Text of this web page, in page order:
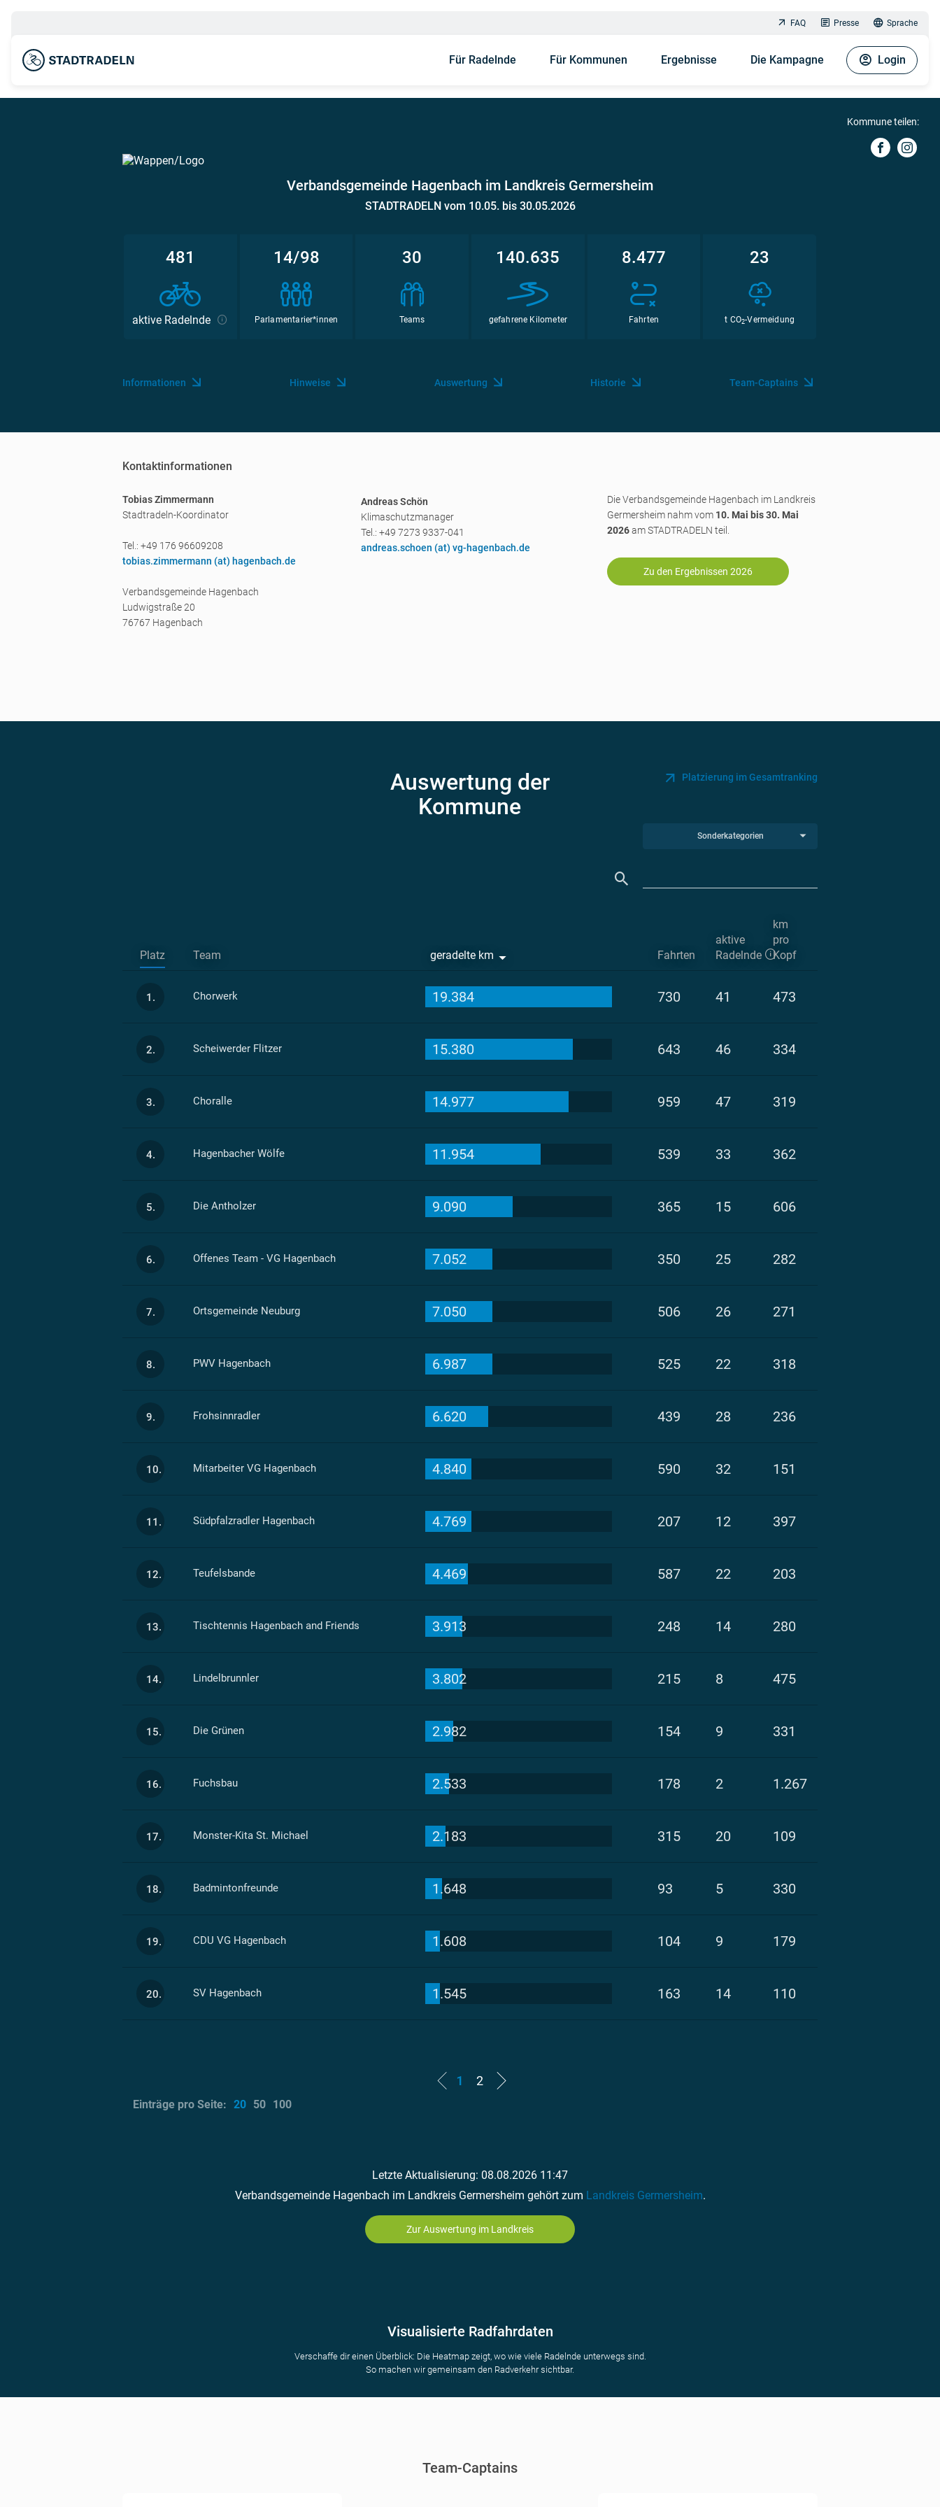
FAQ Presse Sprache
Für Radelnde Für Kommunen Ergebnisse Die Kampagne Login
Verbandsgemeinde Hagenbach im Landkreis Germersheim
STADTRADELN vom 10.05. bis 30.05.2026
481
aktive Radelnde
14/98
Parlamentarier*innen
30
Teams
140.635
gefahrene Kilometer
8.477
Fahrten
23
t CO2-Vermeidung
Informationen Hinweise Auswertung Historie Team-Captains
Kommune teilen:
Kontaktinformationen
Tobias Zimmermann
Stadtradeln-Koordinator
Tel.: +49 176 96609208
tobias.zimmermann (at) hagenbach.de
Verbandsgemeinde Hagenbach
Ludwigstraße 20
76767 Hagenbach
Andreas Schön
Klimaschutzmanager
Tel.: +49 7273 9337-041
andreas.schoen (at) vg-hagenbach.de
Die Verbandsgemeinde Hagenbach im Landkreis
Germersheim nahm vom 10. Mai bis 30. Mai
2026am STADTRADELN teil.
Zu den Ergebnissen 2026
Auswertung der
Kommune
Platzierung im Gesamtranking
Sonderkategorien
Platz Team geradelte km Fahrten
aktive
Radelnde
km
pro
Kopf
1. Chorwerk 19.384 730 41 473
2. Scheiwerder Flitzer 15.380 643 46 334
3. Choralle 14.977 959 47 319
4. Hagenbacher Wölfe 11.954 539 33 362
5. Die Antholzer 9.090 365 15 606
6. Offenes Team - VG Hagenbach 7.052 350 25 282
7. Ortsgemeinde Neuburg 7.050 506 26 271
8. PWV Hagenbach 6.987 525 22 318
9. Frohsinnradler 6.620 439 28 236
10. Mitarbeiter VG Hagenbach 4.840 590 32 151
11. Südpfalzradler Hagenbach 4.769 207 12 397
12. Teufelsbande 4.469 587 22 203
13. Tischtennis Hagenbach and Friends 3.913 248 14 280
14. Lindelbrunnler 3.802 215 8 475
15. Die Grünen 2.982 154 9 331
16. Fuchsbau 2.533 178 2 1.267
17. Monster-Kita St. Michael 2.183 315 20 109
18. Badmintonfreunde 1.648 93 5 330
19. CDU VG Hagenbach 1.608 104 9 179
20. SV Hagenbach 1.545 163 14 110
1 2
Letzte Aktualisierung: 08.08.2026 11:47
Einträge pro Seite: 20 50 100
Verbandsgemeinde Hagenbach im Landkreis Germersheim gehört zum Landkreis Germersheim.
Zur Auswertung im Landkreis
Visualisierte Radfahrdaten
Verschaffe dir einen Überblick: Die Heatmap zeigt, wo wie viele Radelnde unterwegs sind.
So machen wir gemeinsam den Radverkehr sichtbar.
Team-Captains